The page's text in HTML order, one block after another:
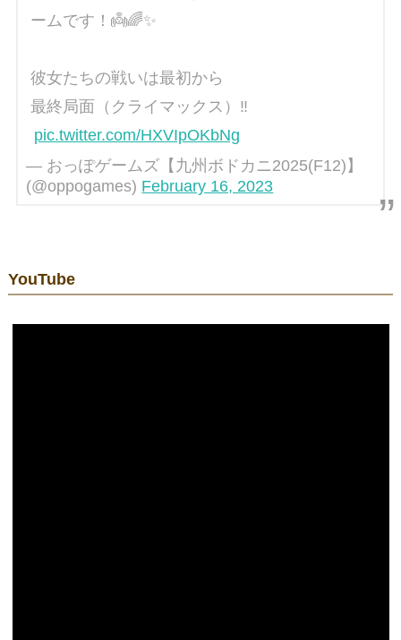
ームです！👼🌈✨
彼女たちの戦いは最初から
最終局面（クライマックス）‼︎
pic.twitter.com/HXVIpOKbNg
— おっぽゲームズ【九州ボドカニ2025(F12)】
(@oppogames) February 16, 2023
YouTube